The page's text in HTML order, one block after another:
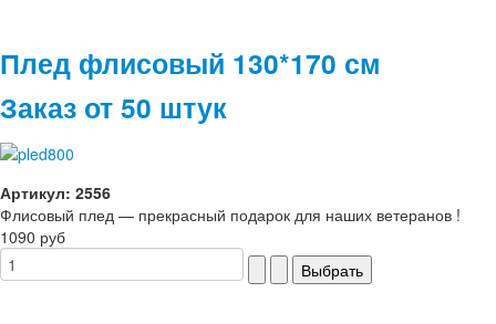
Плед флисовый 130*170 см
Заказ от 50 штук
Артикул: 2556
Флисовый плед — прекрасный подарок для наших ветеранов !
1090 руб